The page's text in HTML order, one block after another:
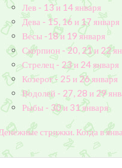
Лев - 13 и 14 января
Дева - 15, 16 и 17 января
Весы -18 и 19 января
Скорпион - 20, 21 и 22
Стрелец - 23 и 24 января
Козерог - 25 и 26 января
Водолей - 27, 28 и 29
Рыбы - 30 и 31 января
Денежные стрижки. Когда в